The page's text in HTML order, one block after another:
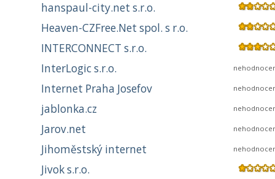
hanspaul-city.net s.r.o.
Heaven-CZFree.Net spol. s r.o.
INTERCONNECT s.r.o.
InterLogic s.r.o.
Internet Praha Josefov
jablonka.cz
Jarov.net
Jihoměstský internet
Jivok s.r.o.